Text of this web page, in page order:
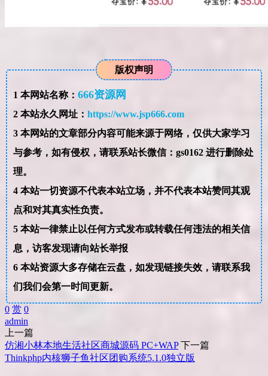
版权声明
1 本网站名称： 666资源网
2本站永久网址： https://www.jsp666.com
3本网站的文章部分内容可能来源于网络，仅供大家学习
与参考，如有侵权，请联系站长微信：gs0162 进行删除处
理。
4本站一切资源不代表本站立场，并不代表本站赞同其观
点和对其真实性负责。
5本站一律禁止以任何方式发布或转载任何违法的相关信
息，访客发现请向站长举报
6本站资源大多存储在云盘，如发现链接失效，请联系我
们我们会第一时间更新。
0 赏 0
admin
上一篇
仿湘小林本地生活社区商城源码 PC+WAP 下一篇
Thinkphp内核狮子鱼社区团购系统5.1.0独立版